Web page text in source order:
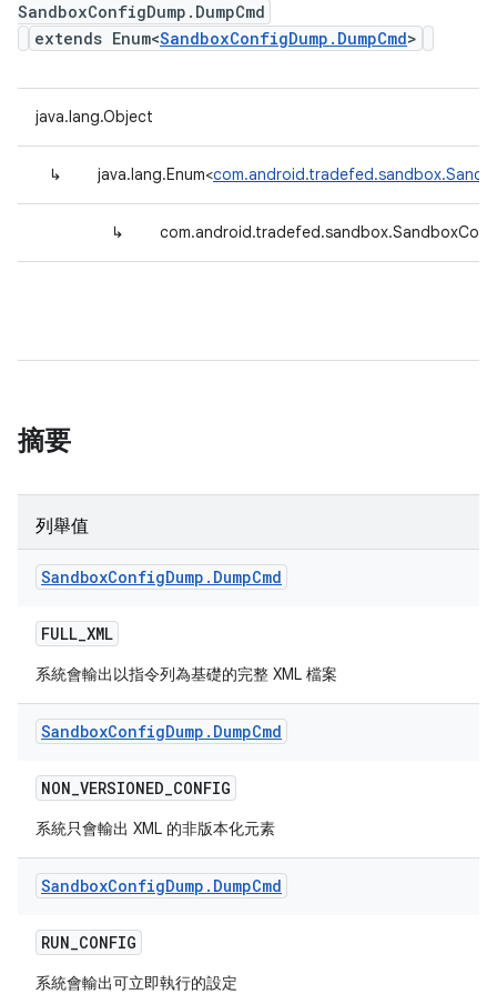
SandboxConfigDump.DumpCmd
extends Enum<SandboxConfigDump.DumpCmd>
java.lang.Object
↳ java.lang.Enum<
↳
摘要
列舉值
SandboxConfigDump . DumpCmd
FULL_XML
系統會輸出以指令列為基礎的完整 XML 檔案
SandboxConfigDump . DumpCmd
NON_VERSIONED_CONFIG
系統只會輸出 XML 的非版本化元素
SandboxConfigDump . DumpCmd
RUN_CONFIG
系統會輸出可立即執行的設定